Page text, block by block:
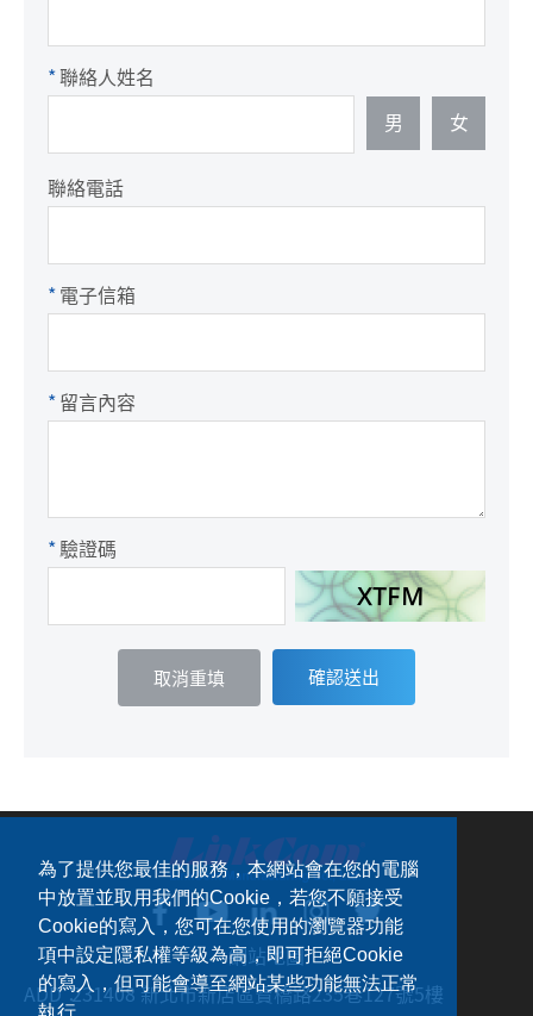
為了提供您最佳的服務，本網站會在您的電腦
中放置並取用我們的Cookie，若您不願接受
Cookie的寫入，您可在您使用的瀏覽器功能
項中設定隱私權等級為高，即可拒絕Cookie
的寫入，但可能會導至網站某些功能無法正常
執行。
*聯絡人姓名
男
女
聯絡電話
*電子信箱
*留言內容
*驗證碼
確認送出
網站地圖
ADD：231408 新北市新店區寶橋路235巷127號5樓